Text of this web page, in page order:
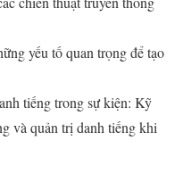
yếu tố quan trọng để tạo
tiếng trong sự kiện: Kỹ
và quản trị danh tiếng khi